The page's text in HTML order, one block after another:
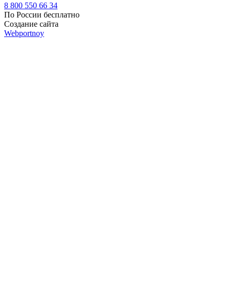
8 800 550 66 34
По России бесплатно
Создание сайта
Webportnoy